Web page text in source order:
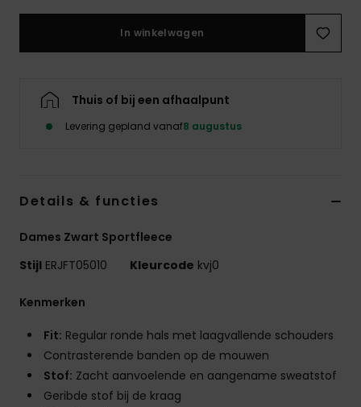
In winkelwagen
Thuis of bij een afhaalpunt
Levering gepland vanaf8 augustus
Details & functies
Dames Zwart Sportfleece
Stijl ERJFT05010 Kleurcode kvj0
Kenmerken
Fit: Regular ronde hals met laagvallende schouders
Contrasterende banden op de mouwen
Stof: Zacht aanvoelende en aangename sweatstof
Geribde stof bij de kraag